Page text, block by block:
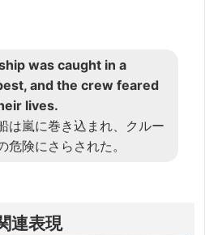
was caught in a
and the crew feared
lives.
は嵐に巻き込まれ、クルー
危険にさらされた。
連表現